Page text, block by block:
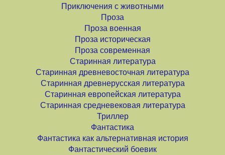
Приключения с животными
Проза
Проза военная
Проза историческая
Проза современная
Старинная литература
Старинная древневосточная литература
Старинная древнерусская литература
Старинная европейская литература
Старинная средневековая литература
Триллер
Фантастика
Фантастика как альтернативная история
Фантастический боевик